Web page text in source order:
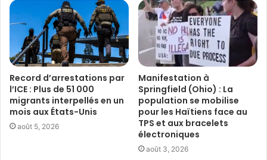
Record d’arrestations par
l’ICE : Plus de 51 000
migrants interpellés en un
mois aux États-Unis
août 5, 2026
Manifestation à
Springfield (Ohio) : La
population se mobilise
pour les Haïtiens face au
TPS et aux bracelets
électroniques
août 3, 2026